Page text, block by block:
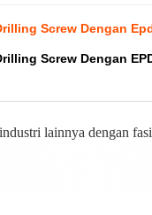
Screw Dengan
Screw Dengan
lainnya dengan